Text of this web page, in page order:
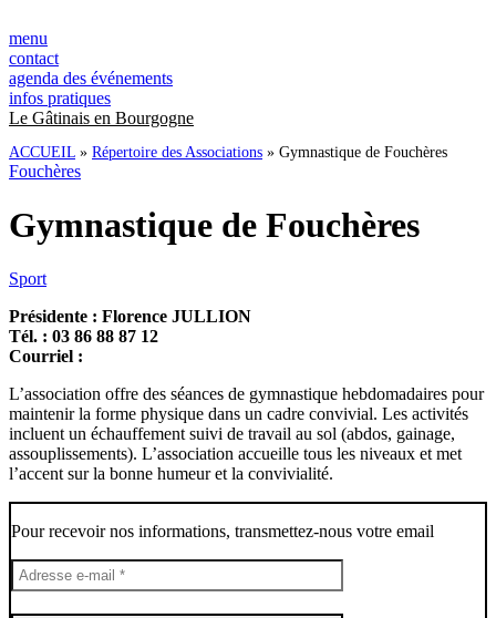
au
contenu
menu
contact
agenda des événements
infos pratiques
Le Gâtinais en Bourgogne
ACCUEIL » Répertoire des Associations » Gymnastique de Fouchères
Fouchères
Gymnastique de Fouchères
Sport
Présidente : Florence JULLION
Tél. : 03 86 88 87 12
Courriel :
L’association offre des séances de gymnastique hebdomadaires pour
maintenir la forme physique dans un cadre convivial. Les activités
incluent un échauffement suivi de travail au sol (abdos, gainage,
assouplissements). L’association accueille tous les niveaux et met
l’accent sur la bonne humeur et la convivialité.
Pour recevoir nos informations, transmettez-nous votre email